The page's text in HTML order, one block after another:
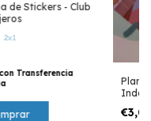
de Stickers - Club
2x1
con Transferencia